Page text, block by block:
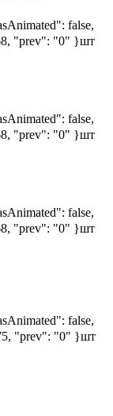
false,
"prev": "0" }шт
false,
"prev": "0" }шт
false,
"prev": "0" }шт
false,
"prev": "0" }шт